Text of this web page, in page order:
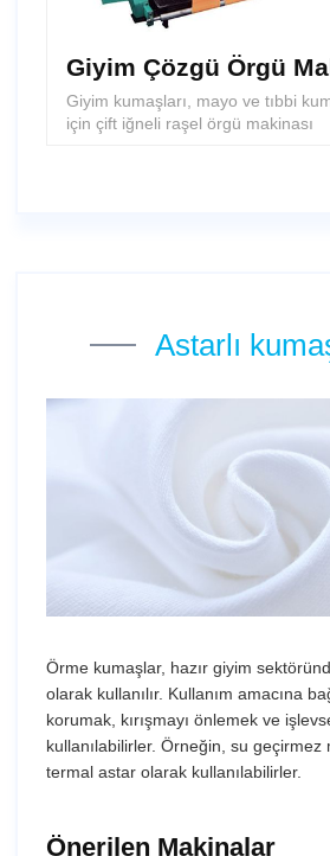
Giyim Çözgü Örgü
Giyim kumaşları, mayo ve tıbbi
için çift iğneli raşel örgü makinası
Astarlı
Örme kumaşlar, hazır giyim
olarak kullanılır. Kullanım amacına
korumak, kırışmayı önlemek ve
kullanılabilirler. Örneğin, su geçirmez
termal astar olarak kullanılabilirler.
Önerilen Makinalar